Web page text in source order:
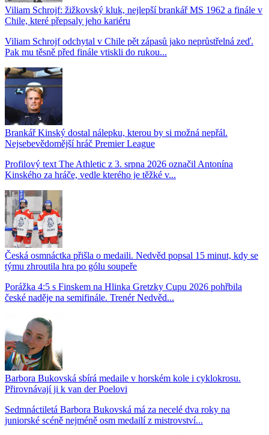
Viliam Schrojf: žižkovský kluk, nejlepší brankář MS 1962 a finále v
Chile, které přepsaly jeho kariéru
Viliam Schrojf odchytal v Chile pět zápasů jako neprůstřelná zeď.
Pak mu těsně před finále vtiskli do rukou...
Brankář Kinský dostal nálepku, kterou by si možná nepřál.
Nejsebevědomější hráč Premier League
Profilový text The Athletic z 3. srpna 2026 označil Antonína
Kinského za hráče, vedle kterého je těžké v...
Česká osmnáctka přišla o medaili. Nedvěd popsal 15 minut, kdy se
týmu zhroutila hra po gólu soupeře
Porážka 4:5 s Finskem na Hlinka Gretzky Cupu 2026 pohřbila
české naděje na semifinále. Trenér Nedvěd...
Barbora Bukovská sbírá medaile v horském kole i cyklokrosu.
Přirovnávají ji k van der Poelovi
Sedmnáctiletá Barbora Bukovská má za necelé dva roky na
juniorské scéně nejméně osm medailí z mistrovství...